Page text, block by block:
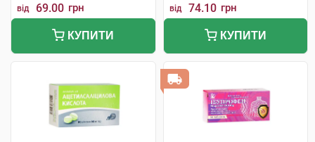
від 69.00 грн
КУПИТИ
від 74.10 грн
КУПИТИ